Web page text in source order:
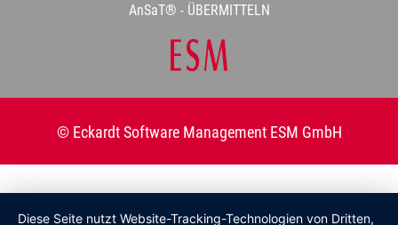
AnSaT® - ÜBERMITTELN
© Eckardt Software Management ESM GmbH
Diese Seite nutzt Website-Tracking-Technologien von Dritten,